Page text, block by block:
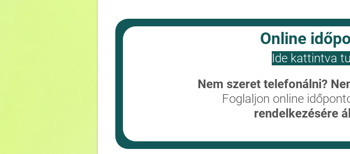
Online
Ide kattintva
Nem szeret telefonálni?
Foglaljon online
rendelkezésére